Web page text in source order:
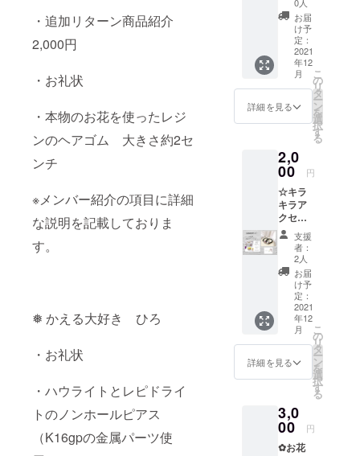
・追加リターン商品紹介
2,000円
・お礼状
・本物のお花を使ったレジ
ンのヘアゴム 大きさ約2セ
ンチ
※メンバー紹介の項目に詳細
な説明を記載しておりま
す。
❅ かえる大好き ひろ
・お礼状
・ハウライトとレピドライ
トのノンホールピアス
（K16gpの金属パーツ使
ゴナイ
トを融
合し い
つでも
どこで
もパ
ワース
トーン
の エネ
できま
す＼
／！ ク
ラウド
ファン
ディン
グでの
新作で
す！ こ
の機会
にぜひ
•*¨*•.¸¸☆
費税込
み 配送
料込み
配送方
法: レ
ター
パック
ライト
送予定
日:12月
次発送
お礼状
☆ハウ
ライト
とレピ
ドライ
トのノ
ンホー
ルピア
ス
パーツ
使用) 詳
細は本
文をご
確認く
ださ
い。 ※
耳に接
触する
部分は
樹脂で
すが、
その他
金属部
分はア
レル
ギー非
レル
ギーの
注意く
0人
お届
け予
定：
2021
年12
月
詳細を見る
こ
の
リ
タ
ー
ン
を
選
択
す
る
2,0
00 円
☆キラ
キラア
クセサ
リーは
な☆ 本
物のお
花を
使った
レジン
のヘア
ゴムで
す。 秋
の装い
に似合
う淡い
す。 グ
レー
ベース
に白い
支援
者：
2人
お届
け予
定：
2021
年12
月
詳細を見る
こ
の
リ
タ
ー
ン
を
選
択
す
る
3,0
00 円
✿お花